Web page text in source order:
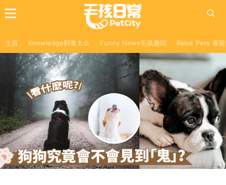
主頁 Knowledge飼養大全 Funny News毛孩趣聞 Raise Pets 養